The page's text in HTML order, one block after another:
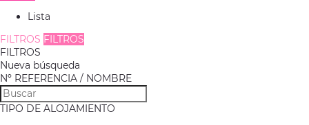
Lista
FILTROS FILTROS
FILTROS
Nueva búsqueda
Nº REFERENCIA / NOMBRE
TIPO DE ALOJAMIENTO